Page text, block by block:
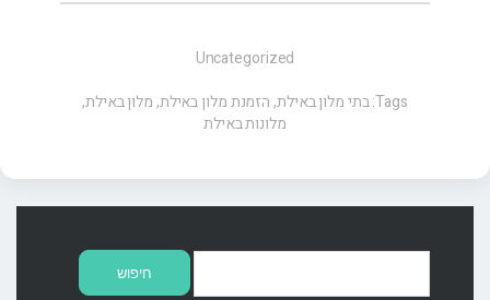
Uncategorized
Tags: בתי מלון באילת,הזמנת מלון באילת,מלון באילת,
מלונות באילת
חיפוש: